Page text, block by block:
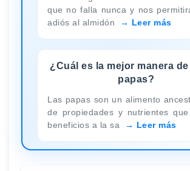
que no falla nunca y nos
adiós al almidón
Leer más
¿Cuál es la mejor manera
papas?
Las papas son un alimento
de propiedades y nutrientes
beneficios a la sa
Leer más